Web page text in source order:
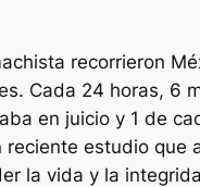
recorrieron
Cada 24 horas, 6
en juicio y 1 de
estudio que
la vida y la